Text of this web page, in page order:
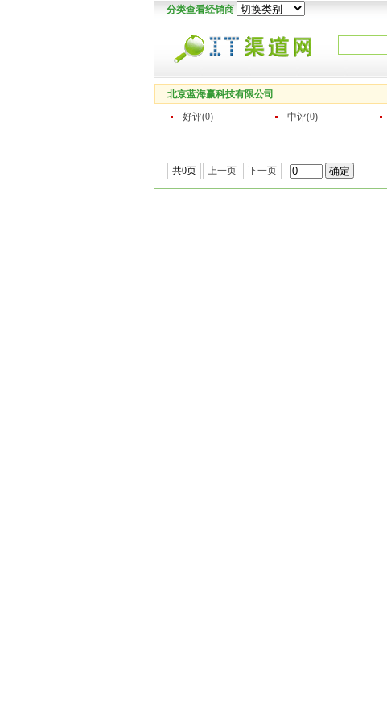
分类查看经销商
北京蓝海赢科技有限公司
好评(0)
中评(0)
共0页 上一页 下一页